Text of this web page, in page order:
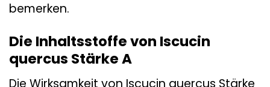
bemerken.
Die Inhaltsstoffe von Iscucin
quercus Stärke A
Die Wirksamkeit von Iscucin quercus Stärke